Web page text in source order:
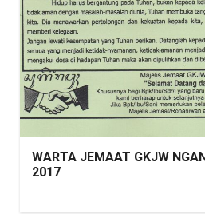
WARTA JEMAAT GKJW
2017